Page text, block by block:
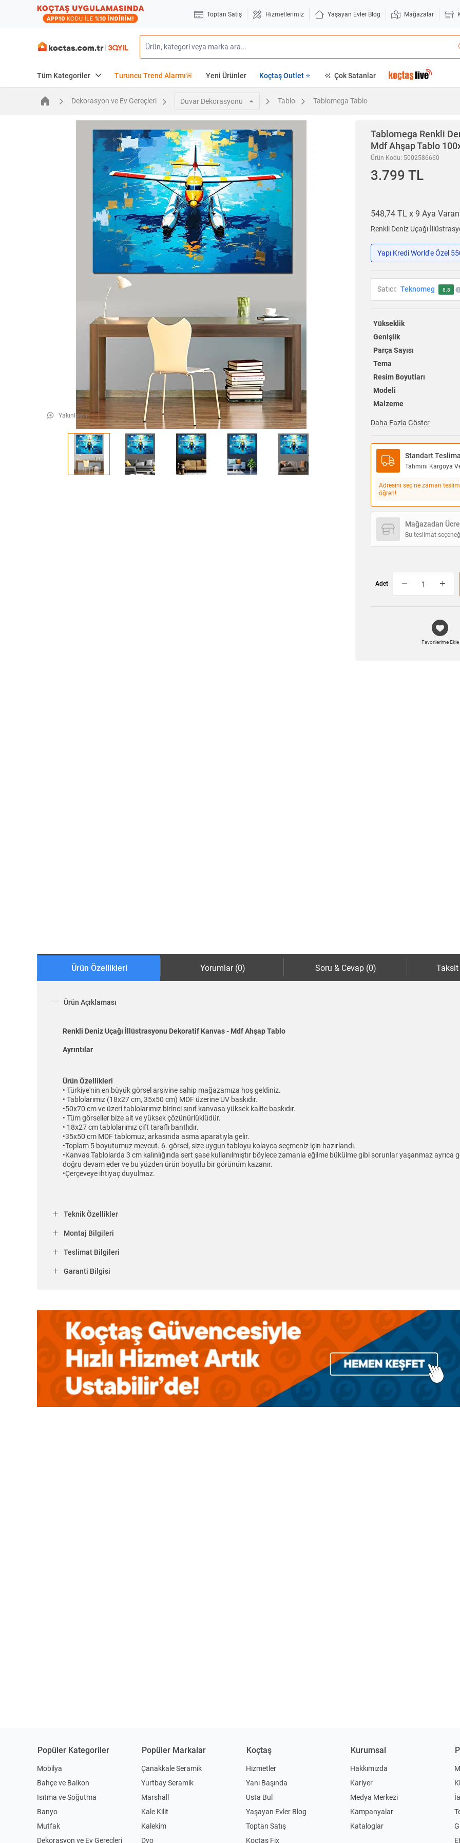
Toptan Satış Hizmetlerimiz Yaşayan Evler Blog Mağazalar
Tüm Kategoriler Turuncu Trend Alarmı🚨 Yeni Ürünler Koçtaş Outlet ⭐ Çok Satanlar
Dekorasyon ve Ev Gereçleri Duvar Dekorasyonu Tablo Tablomega Tablo
Yakınlaştır
Tablomega Renkli
Mdf Ahşap Tablo
Ürün Kodu: 5002586660
3.799 TL
548,74 TL x 9 Aya Varan
Renkli Deniz Uçağı
Yapı Kredi World'e Özel
Satıcı: Teknomeg 8.8
Yükseklik
Genişlik
Parça Sayısı
Tema
Resim Boyutları
Modeli
Malzeme
Daha Fazla Göster
Standart
Tahmini Kargoya
Adresini seç ne zaman
öğren!
Mağazadan
Bu teslimat
Adet
Favorilerime Ekle
Ürün Özellikleri Yorumlar (0) Soru & Cevap (0) Taksit
Ürün Açıklaması
Renkli Deniz Uçağı İllüstrasyonu Dekoratif Kanvas - Mdf Ahşap Tablo
Ayrıntılar
Ürün Özellikleri
• Türkiye'nin en büyük görsel arşivine sahip mağazamıza hoş geldiniz.
• Tablolarımız (18x27 cm, 35x50 cm) MDF üzerine UV baskıdır.
•50x70 cm ve üzeri tablolarımız birinci sınıf kanvasa yüksek kalite baskıdır.
• Tüm görseller bize ait ve yüksek çözünürlüklüdür.
• 18x27 cm tablolarımız çift taraflı bantlıdır.
•35x50 cm MDF tablomuz, arkasında asma aparatıyla gelir.
•Toplam 5 boyutumuz mevcut. 6. görsel, size uygun tabloyu kolayca seçmeniz için hazırlandı.
•Kanvas Tablolarda 3 cm kalınlığında sert şase kullanılmıştır böylece zamanla eğilme bükülme gibi sorunlar yaşanmaz ayrıca
doğru devam eder ve bu yüzden ürün boyutlu bir görünüm kazanır.
•Çerçeveye ihtiyaç duyulmaz.
Teknik Özellikler
Montaj Bilgileri
Teslimat Bilgileri
Garanti Bilgisi
Popüler Kategoriler
Mobilya
Bahçe ve Balkon
Isıtma ve Soğutma
Banyo
Mutfak
Dekorasyon ve Ev Gereçleri
Popüler Markalar
Çanakkale Seramik
Yurtbay Seramik
Marshall
Kale Kilit
Kalekim
Dyo
Koçtaş
Hizmetler
Yanı Başında
Usta Bul
Yaşayan Evler Blog
Toptan Satış
Koçtaş Fix
Kurumsal
Hakkımızda
Kariyer
Medya Merkezi
Kampanyalar
Kataloglar